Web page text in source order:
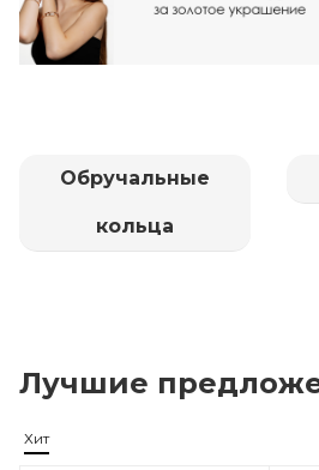
Обручальные
кольца
Лучшие
Хит